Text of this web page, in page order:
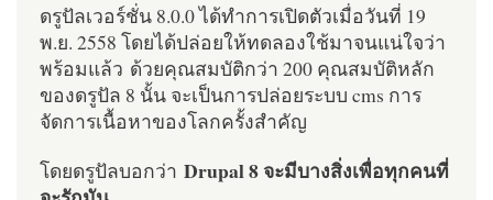
ดรูปัลเวอร์ชั่น 8.0.0 ได้ทำการเปิดตัวเมื่อวันที่ 19
พ.ย. 2558 โดยได้ปล่อยให้ทดลองใช้มาจนแน่ใจว่า
พร้อมแล้ว ด้วยคุณสมบัติกว่า 200 คุณสมบัติหลัก
ของดรูปัล 8 นั้น จะเป็นการปล่อยระบบ cms การ
จัดการเนื้อหาของโลกครั้งสำคัญ
โดยดรูปัลบอกว่า Drupal 8 จะมีบางสิ่งเพื่อทุกคนที่